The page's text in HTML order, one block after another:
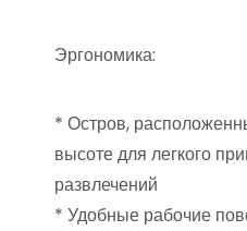
Эргономика:
* Остров,
высоте для легкого
развлечений
* Удобные рабочие